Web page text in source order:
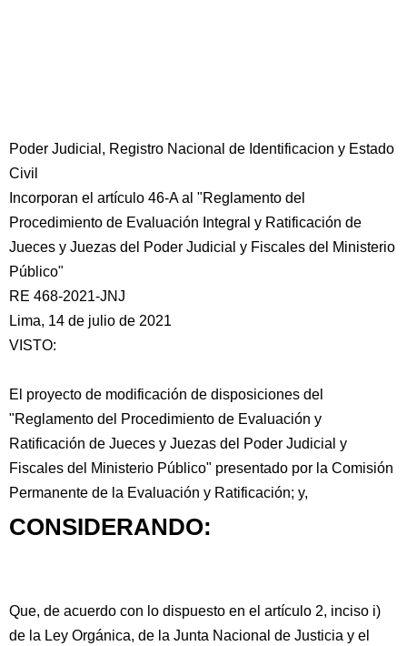
Poder Judicial, Registro Nacional de Identificacion y Estado
Civil
Incorporan el artículo 46-A al "Reglamento del
Procedimiento de Evaluación Integral y Ratificación de
Jueces y Juezas del Poder Judicial y Fiscales del Ministerio
Público"
RE 468-2021-JNJ
Lima, 14 de julio de 2021
VISTO:
El proyecto de modificación de disposiciones del
"Reglamento del Procedimiento de Evaluación y
Ratificación de Jueces y Juezas del Poder Judicial y
Fiscales del Ministerio Público" presentado por la Comisión
Permanente de la Evaluación y Ratificación; y,
CONSIDERANDO:
Que, de acuerdo con lo dispuesto en el artículo 2, inciso i)
de la Ley Orgánica, de la Junta Nacional de Justicia y el